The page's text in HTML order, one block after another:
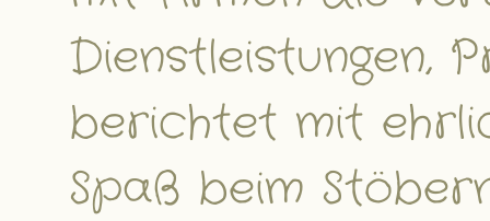
Dienstleistungen,
berichtet mit
Spaß beim